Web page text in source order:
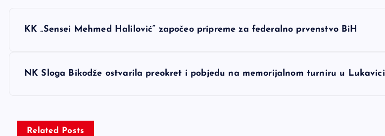
NKK „Sensei Mehmed Halilović“ započeo pripreme za federalno prvenstvo BiH
NK Sloga Bikodže ostvarila preokret i pobjedu na memorijalnom turniru u Lukavici
Related Posts